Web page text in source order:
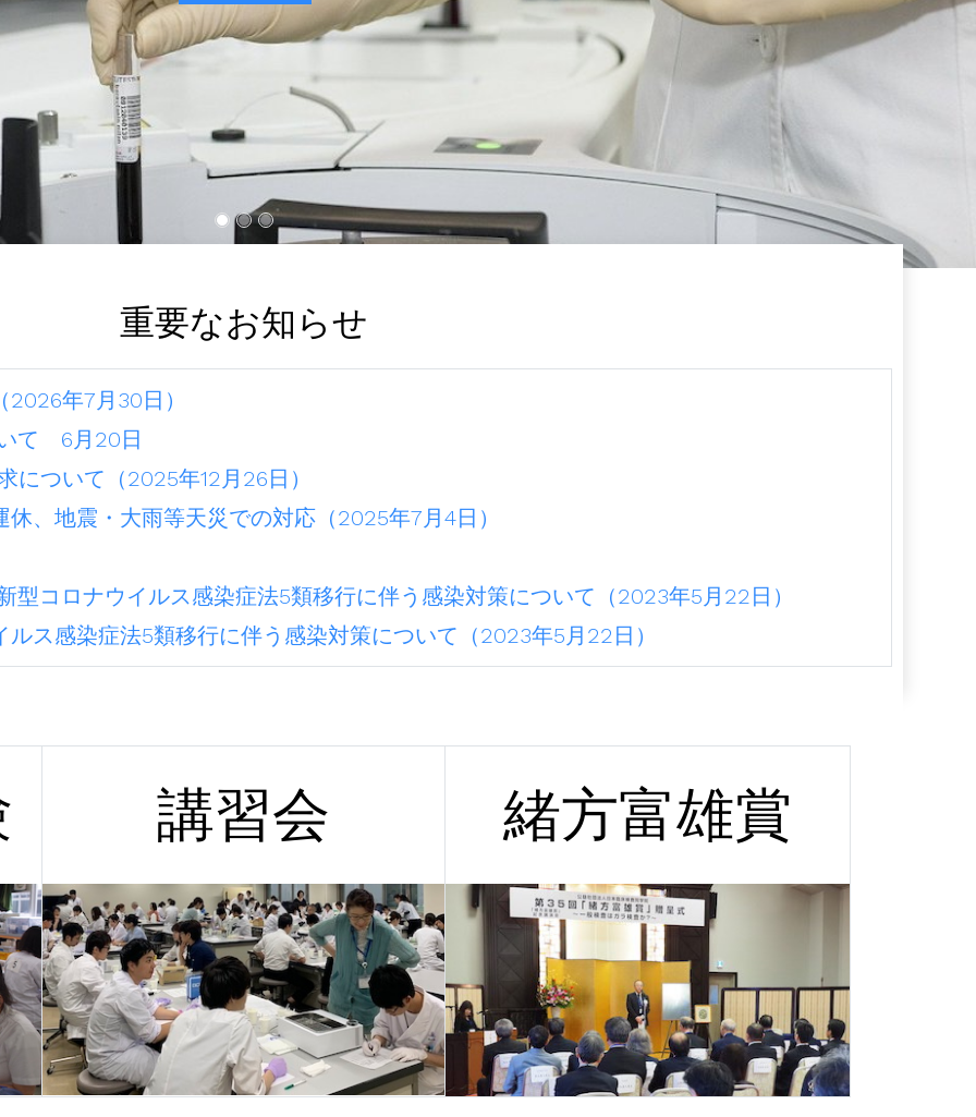
重要なお知らせ
年7月30日）
て 6月20日
ついて（2025年12月26日）
、地震・大雨等天災での対応（2025年7月4日）
コロナウイルス感染症法5類移行に伴う感染対策について（2023年5月22日）
ス感染症法5類移行に伴う感染対策について（2023年5月22日）
講習会 緒方富雄賞